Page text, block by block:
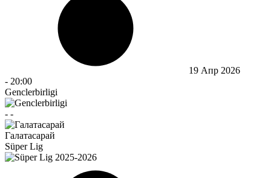
19 Апр 2026
- 20:00
Genclerbirligi
- -
Галатасарай
Süper Lig